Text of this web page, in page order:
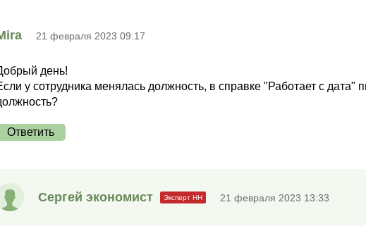
21 февраля 2023 09:17
день!
у сотрудника менялась должность, в справке "Работает с
Ответить
Сергей экономист 21 февраля 2023 13:33